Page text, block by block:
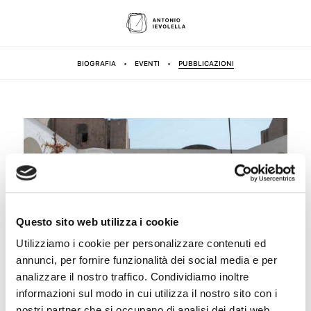
Questo sito web utilizza i cookie
Utilizziamo i cookie per personalizzare contenuti ed
annunci, per fornire funzionalità dei social media e per
analizzare il nostro traffico. Condividiamo inoltre
informazioni sul modo in cui utilizza il nostro sito con i
BIOGRAFIA • EVENTI • PUBBLICAZIONI
CAPRI, CERTOSA DI SAN GIACOMO DAL
10 OTTOBRE AL 30 NOVEMBRE MOSTRA